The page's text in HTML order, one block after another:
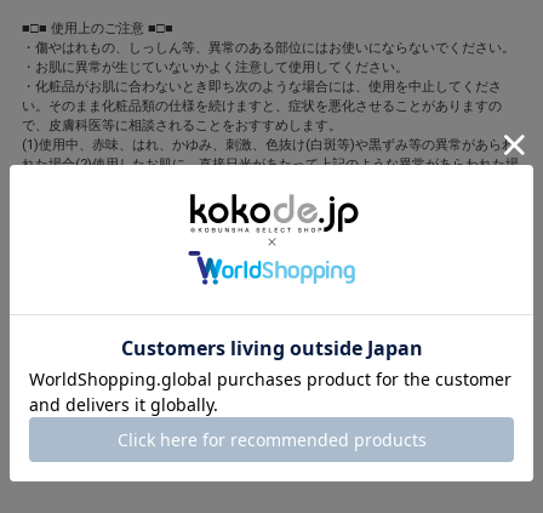
■□■ 使用上のご注意 ■□■
・傷やはれもの、しっしん等、異常のある部位にはお使いにならないでください。
・お肌に異常が生じていないかよく注意して使用してください。
・化粧品がお肌に合わないとき即ち次のような場合には、使用を中止してくださ
い。そのまま化粧品類の仕様を続けますと、症状を悪化させることがありますの
で、皮膚科医等に相談されることをおすすめします。
(1)使用中、赤味、はれ、かゆみ、刺激、色抜け(白斑等)や黒ずみ等の異常があらわ
れた場合(2)使用したお肌に、直接日光があたって上記のような異常があらわれた場
・目に入ったときは、こすらずすぐに洗い流してください。
・直射日光や高温多湿を避け、お子様の手の届かないところに保管してください。
水、グリセリン、ゴマ油、ステアリン酸、ポリソルベート60、オキナワモズクエキ
コール、ステアリン酸グリセリル(SE)、ティーツリー葉油、ゲットウ葉エキス、黒
砂糖エキス、オタネニンジン根エキス、アルガニアスピノサ核油、BG、カルボマ
ー、アルギニン、メチルパラベン、プロピルパラベン
■□■ 製造国 ■□■
日本
閉じる